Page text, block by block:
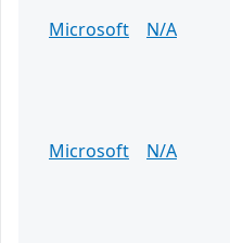
Microsoft
N/A
Microsoft
N/A